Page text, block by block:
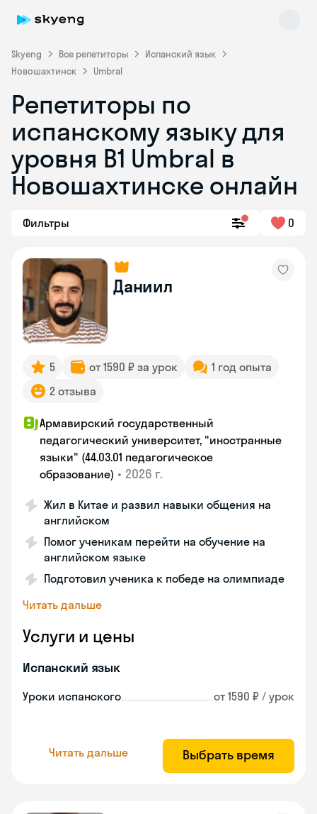
Skyeng Все репетиторы
Испанский язык
Новошахтинск
Umbral
Репетиторы по
испанскому языку для
уровня В1 Umbral в
Новошахтинске онлайн
Фильтры 0
Даниил
5 от 1590 ₽ за урок
1 год опыта
2 отзыва
Армавирский государственный
педагогический университет, "иностранные
языки" (44.03.01 педагогическое
образование) • 2026 г.
Жил в Китае и развил навыки общения на
английском
Помог ученикам перейти на обучение на
английском языке
Подготовил ученика к победе на олимпиаде
Читать дальше
Услуги и цены
Испанский язык
Уроки испанского от 1590 ₽ / урок
Читать дальше Выбрать время
Skyeng Chat